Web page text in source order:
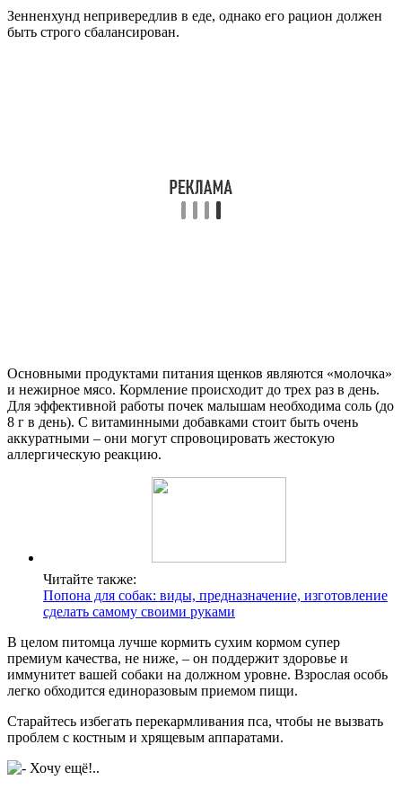
Зенненхунд непривередлив в еде, однако его рацион должен
быть строго сбалансирован.
Основными продуктами питания щенков являются «молочка»
и нежирное мясо. Кормление происходит до трех раз в день.
Для эффективной работы почек малышам необходима соль (до
8 г в день). С витаминными добавками стоит быть очень
аккуратными – они могут спровоцировать жестокую
аллергическую реакцию.
Читайте также:
Попона для собак: виды, предназначение, изготовление
сделать самому своими руками
В целом питомца лучше кормить сухим кормом супер
премиум качества, не ниже, – он поддержит здоровье и
иммунитет вашей собаки на должном уровне. Взрослая особь
легко обходится единоразовым приемом пищи.
Старайтесь избегать перекармливания пса, чтобы не вызвать
проблем с костным и хрящевым аппаратами.